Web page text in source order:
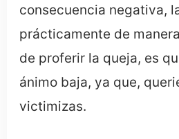
consecuencia negativa,
prácticamente de
de proferir la queja, es
ánimo baja, ya que,
victimizas.